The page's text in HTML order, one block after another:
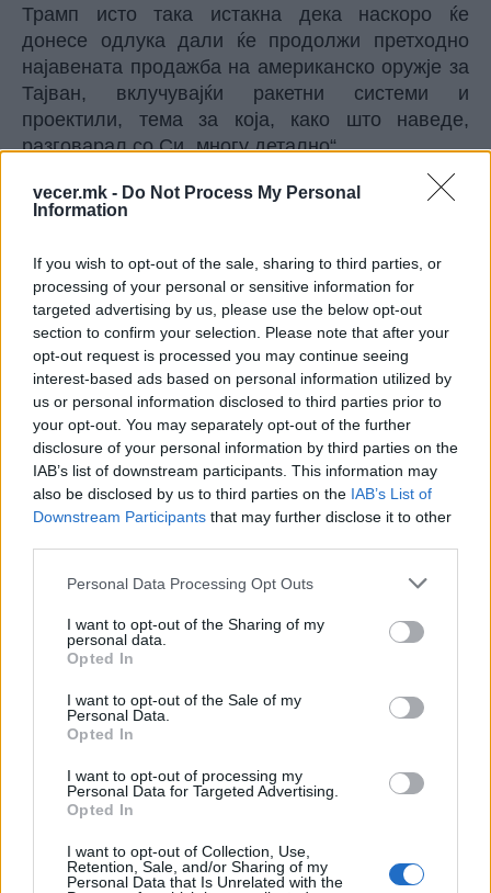
vecer.mk - Do Not Process My Personal
Information
If you wish to opt-out of the sale, sharing to third parties, or
processing of your personal or sensitive information for
targeted advertising by us, please use the below opt-out
section to confirm your selection. Please note that after your
opt-out request is processed you may continue seeing
interest-based ads based on personal information utilized by
us or personal information disclosed to third parties prior to
your opt-out. You may separately opt-out of the further
disclosure of your personal information by third parties on the
IAB’s list of downstream participants. This information may
also be disclosed by us to third parties on the IAB’s List of
Downstream Participants that may further disclose it to other
Personal Data Processing Opt Outs
I want to opt-out of the Sharing of my
personal data.
Opted In
I want to opt-out of the Sale of my
Personal Data.
Opted In
I want to opt-out of processing my
Personal Data for Targeted Advertising.
Opted In
I want to opt-out of Collection, Use,
Retention, Sale, and/or Sharing of my
Personal Data that Is Unrelated with the
Трамп исто така истакна дека наскоро ќе
донесе одлука дали ќе продолжи претходно
најавената продажба на американско оружје за
Тајван, вклучувајќи ракетни системи и
проектили, тема за која, како што наведе,
разговарал со Си „многу детално“.
неодамнешниот масовен прилив
на мигранти во шпанската
енклава Сеута од Мароко
СЛИКА ОД ПЕКОЛОТ НА КУБА: 10
милиони луѓе без струја, вода и
телефонски врски!
НАЈЧИТАНИ ВО ПОСЛЕДНИ 7 ДЕНА
УАПСЕН МАКЕДОНЕЦОТ АНДРЕЈ
ТАНАСКОВСКИ, ЧЛЕН НА
КАВАЧКИ КЛАН (ФОТО)
Ахмети кажа што го мачи:
УЧК...
човекот појма нема од
ништо, освен за кеш
ПРЕДУПРЕДЕНИ СЕ: „Бугарија
одлука“
ИСТОРИСКО ОБЕДИНУВАЊЕ НА